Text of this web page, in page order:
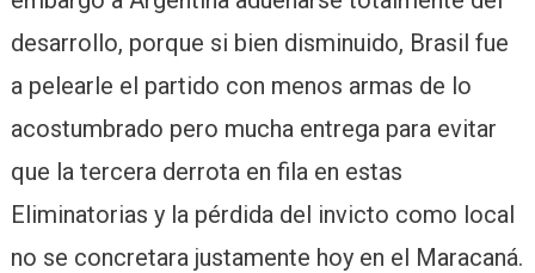
desarrollo, porque si bien disminuido, Brasil fue
a pelearle el partido con menos armas de lo
acostumbrado pero mucha entrega para evitar
que la tercera derrota en fila en estas
Eliminatorias y la pérdida del invicto como local
no se concretara justamente hoy en el Maracaná.